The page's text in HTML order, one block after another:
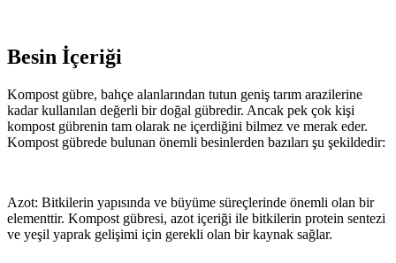
Besin İçeriği
Kompost gübre, bahçe alanlarından tutun geniş tarım arazilerine
kadar kullanılan değerli bir doğal gübredir. Ancak pek çok kişi
kompost gübrenin tam olarak ne içerdiğini bilmez ve merak eder.
Kompost gübrede bulunan önemli besinlerden bazıları şu şekildedir:
Azot: Bitkilerin yapısında ve büyüme süreçlerinde önemli olan bir
elementtir. Kompost gübresi, azot içeriği ile bitkilerin protein sentezi
ve yeşil yaprak gelişimi için gerekli olan bir kaynak sağlar.